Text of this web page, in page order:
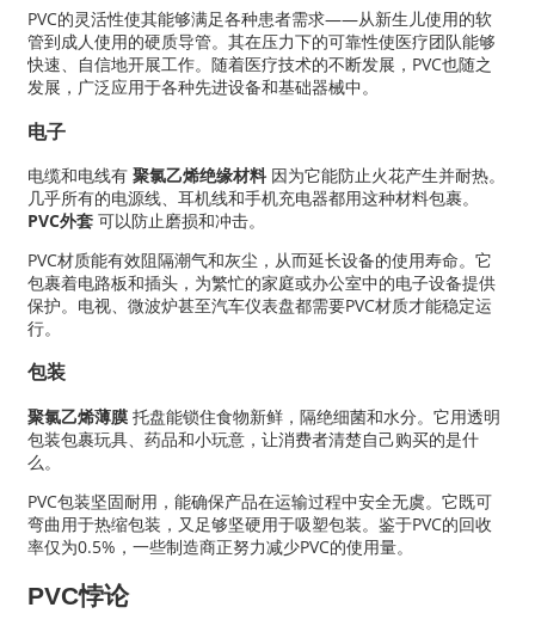
PVC的灵活性使其能够满足各种患者需求——从新生儿使用的软
管到成人使用的硬质导管。其在压力下的可靠性使医疗团队能够
快速、自信地开展工作。随着医疗技术的不断发展，PVC也随之
发展，广泛应用于各种先进设备和基础器械中。
电子
电缆和电线有 聚氯乙烯绝缘材料因为它能防止火花产生并耐热。
几乎所有的电源线、耳机线和手机充电器都用这种材料包裹。
PVC外套可以防止磨损和冲击。
PVC材质能有效阻隔潮气和灰尘，从而延长设备的使用寿命。它
包裹着电路板和插头，为繁忙的家庭或办公室中的电子设备提供
保护。电视、微波炉甚至汽车仪表盘都需要PVC材质才能稳定运
行。
包装
聚氯乙烯薄膜托盘能锁住食物新鲜，隔绝细菌和水分。它用透明
包装包裹玩具、药品和小玩意，让消费者清楚自己购买的是什
么。
PVC包装坚固耐用，能确保产品在运输过程中安全无虞。它既可
弯曲用于热缩包装，又足够坚硬用于吸塑包装。鉴于PVC的回收
率仅为0.5%，一些制造商正努力减少PVC的使用量。
PVC悖论